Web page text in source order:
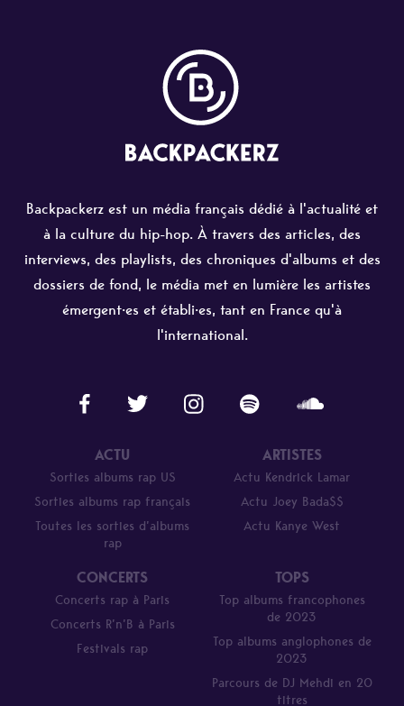
Backpackerz est un média français dédié à l'actualité et
à la culture du hip-hop. À travers des articles, des
interviews, des playlists, des chroniques d'albums et des
dossiers de fond, le média met en lumière les artistes
émergent·es et établi·es, tant en France qu'à
l'international.
ACTU
Sorties albums rap US
Sorties albums rap français
Toutes les sorties d’albums
rap
ARTISTES
Actu Kendrick Lamar
Actu Joey Bada$$
Actu Kanye West
CONCERTS
Concerts rap à Paris
Concerts R’n’B à Paris
Festivals rap
TOPS
Top albums francophones
de 2023
Top albums anglophones de
2023
Parcours de DJ Mehdi en 20
titres